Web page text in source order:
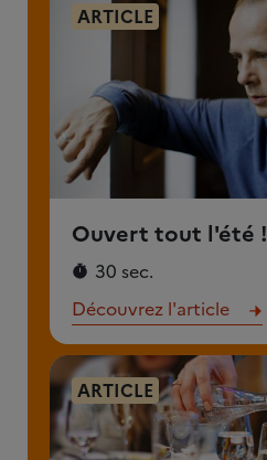
ARTICLE
Ouvert tout l'été !
30 sec.
Découvrez l'article
ARTICLE